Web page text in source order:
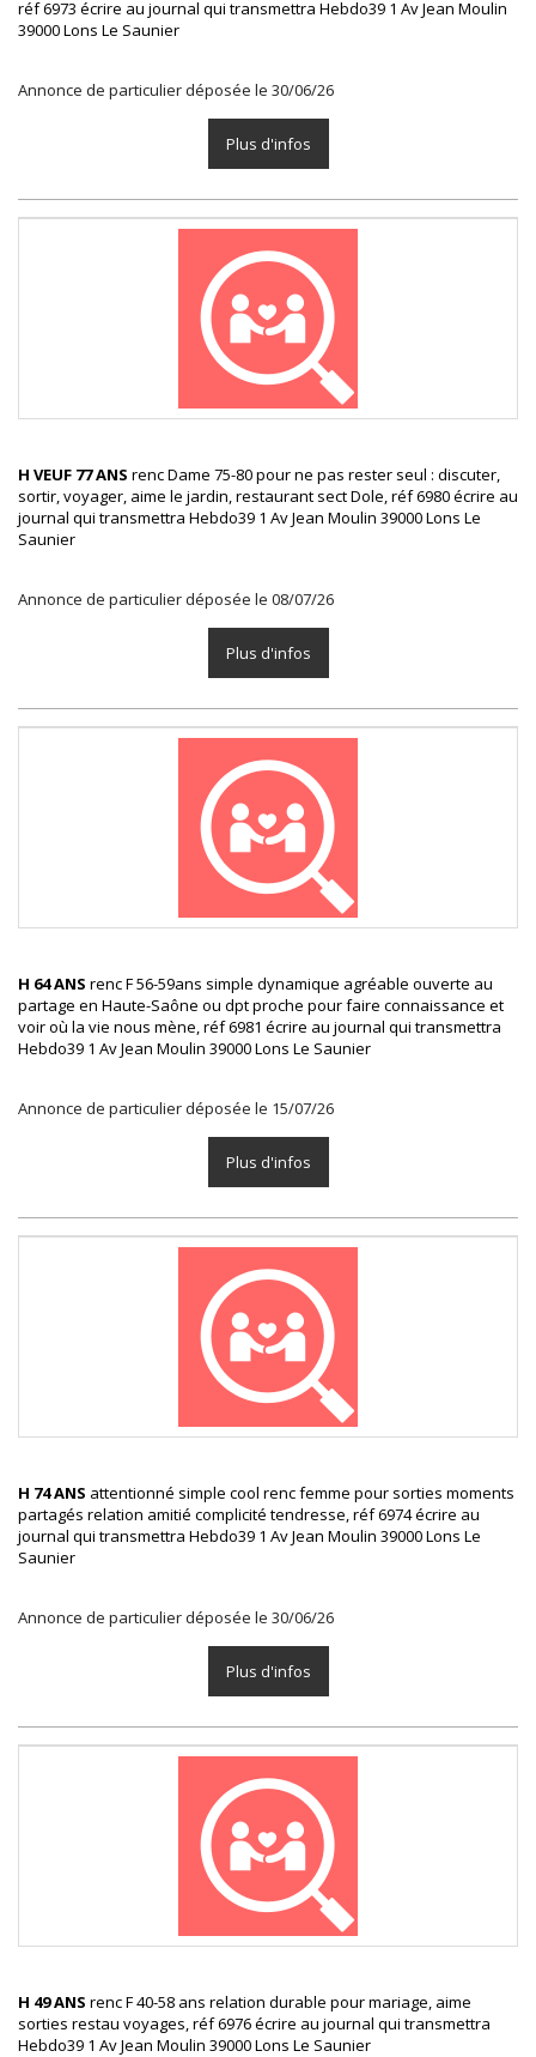
réf 6973 écrire au journal qui transmettra Hebdo39 1 Av Jean Moulin
39000 Lons Le Saunier
Annonce de particulier déposée le 30/06/26
Plus d'infos
H VEUF 77 ANS renc Dame 75-80 pour ne pas rester seul : discuter,
sortir, voyager, aime le jardin, restaurant sect Dole, réf 6980 écrire au
journal qui transmettra Hebdo39 1 Av Jean Moulin 39000 Lons Le
Saunier
Annonce de particulier déposée le 08/07/26
Plus d'infos
H 64 ANS renc F 56-59ans simple dynamique agréable ouverte au
partage en Haute-Saône ou dpt proche pour faire connaissance et
voir où la vie nous mène, réf 6981 écrire au journal qui transmettra
Hebdo39 1 Av Jean Moulin 39000 Lons Le Saunier
Annonce de particulier déposée le 15/07/26
Plus d'infos
H 74 ANS attentionné simple cool renc femme pour sorties moments
partagés relation amitié complicité tendresse, réf 6974 écrire au
journal qui transmettra Hebdo39 1 Av Jean Moulin 39000 Lons Le
Saunier
Annonce de particulier déposée le 30/06/26
Plus d'infos
H 49 ANS renc F 40-58 ans relation durable pour mariage, aime
sorties restau voyages, réf 6976 écrire au journal qui transmettra
Hebdo39 1 Av Jean Moulin 39000 Lons Le Saunier